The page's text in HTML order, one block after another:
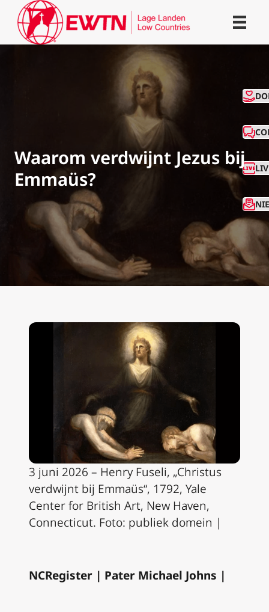
Waarom verdwijnt Jezus bij
Emmaüs?
3 juni 2026 – Henry Fuseli, „Christus
verdwijnt bij Emmaüs“, 1792, Yale
Center for British Art, New Haven,
Connecticut. Foto: publiek domein |
NCRegister | Pater Michael Johns |